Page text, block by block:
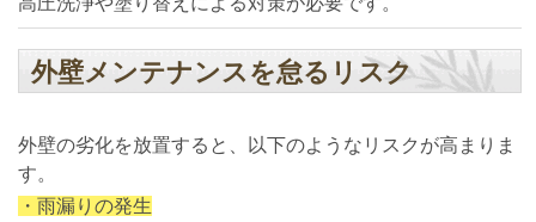
外壁メンテナンスを怠るリスク
外壁の劣化を放置すると、以下のようなリスクが高まりま
す。
・雨漏りの発生